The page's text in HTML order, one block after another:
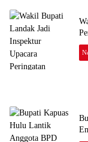
https://